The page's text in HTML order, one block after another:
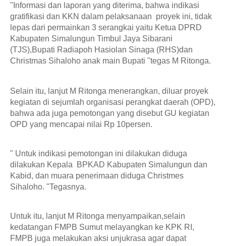
"Informasi dan laporan yang diterima, bahwa indikasi
gratifikasi dan KKN dalam pelaksanaan  proyek ini, tidak
lepas dari permainkan 3 serangkai yaitu Ketua DPRD
Kabupaten Simalungun Timbul Jaya Sibarani
(TJS),Bupati Radiapoh Hasiolan Sinaga (RHS)dan
Christmas Sihaloho anak main Bupati "tegas M Ritonga.
Selain itu, lanjut M Ritonga menerangkan, diluar proyek
kegiatan di sejumlah organisasi perangkat daerah (OPD),
bahwa ada juga pemotongan yang disebut GU kegiatan
OPD yang mencapai nilai Rp 10persen.
" Untuk indikasi pemotongan ini dilakukan diduga
dilakukan Kepala  BPKAD Kabupaten Simalungun dan
Kabid, dan muara penerimaan diduga Christmes
Sihaloho. "Tegasnya.
Untuk itu, lanjut M Ritonga menyampaikan,selain
kedatangan FMPB Sumut melayangkan ke KPK RI,
FMPB juga melakukan aksi unjukrasa agar dapat